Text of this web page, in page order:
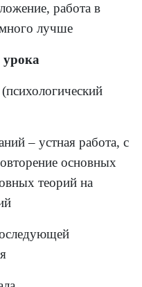
работа в
лучше
– устная работа, с
основных
теорий на